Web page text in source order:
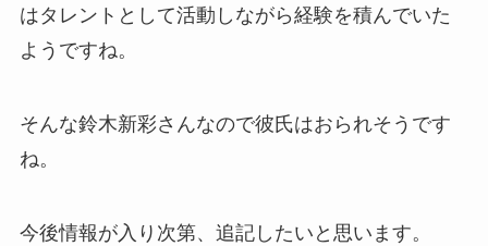
はタレントとして活動しながら経験を積んでいた
ようですね。
そんな鈴木新彩さんなので彼氏はおられそうです
ね。
今後情報が入り次第、追記したいと思います。